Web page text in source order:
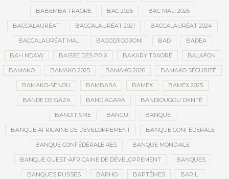
BABEMBA TRAORÉ BAC 2026 BAC MALI 2026
BACCALAURÉAT BACCALAURÉAT 2021 BACCALAURÉAT 2024
BACCALAURÉAT MALI BACODJICORONI BAD BADEA
BAH NDAW BAISSE DES PRIX BAKARY TRAORÉ BALAFON
BAMAKO BAMAKO 2025 BAMAKO 2026 BAMAKO SÉCURITÉ
BAMAKO-SÉNOU BAMBARA BAMEX BAMEX 2025
BANDE DE GAZA BANDIAGARA BANDIOUGOU DANTÉ
BANDITISME BANGUI BANQUE
BANQUE AFRICAINE DE DÉVELOPPEMENT BANQUE CONFÉDÉRALE
BANQUE CONFÉDÉRALE AES BANQUE MONDIALE
BANQUE OUEST-AFRICAINE DE DÉVELOPPEMENT BANQUES
BANQUES RUSSES BAPHO BAPTÊMES BARIL